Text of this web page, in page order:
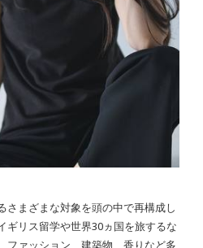
さまざまな対象を頭の中で再構成し
ギリス留学や世界30ヵ国を旅するな
ファッション、建築物、香りなど多